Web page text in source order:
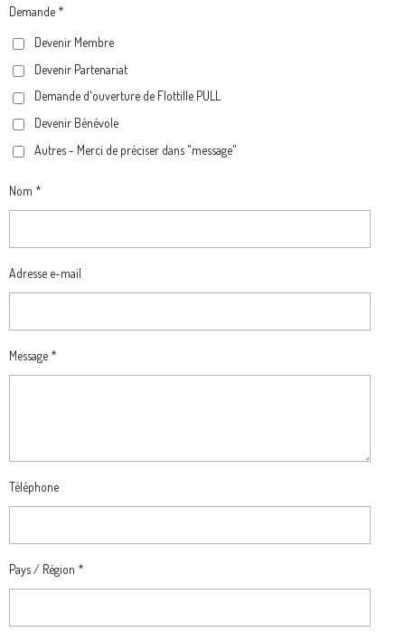
M
Demande *
Devenir Membre
Devenir Partenariat
Demande d'ouverture de Flottille PULL
Devenir Bénévole
Autres - Merci de préciser dans "message"
Nom *
Adresse e-mail
Message *
Téléphone
Pays / Région *